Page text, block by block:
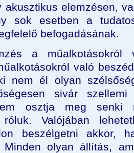
akusztikus elemzésen,
sok esetben a
befogadásának.
a
való
nem él olyan
sivár
osztja meg senki
róluk. Valójában
beszélgetni akkor,
Minden olyan állítás,